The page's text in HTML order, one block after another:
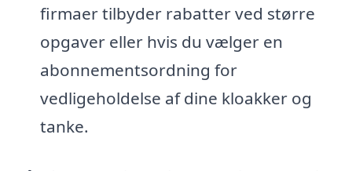
firmaer tilbyder rabatter ved større
opgaver eller hvis du vælger en
abonnementsordning for
vedligeholdelse af dine kloakker og
tanke.